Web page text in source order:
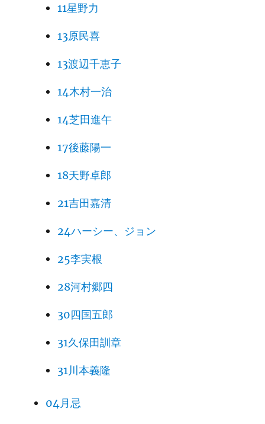
11星野力
13原民喜
13渡辺千恵子
14木村一治
14芝田進午
17後藤陽一
18天野卓郎
21吉田嘉清
24ハーシー、ジョン
25李実根
28河村郷四
30四国五郎
31久保田訓章
31川本義隆
04月忌